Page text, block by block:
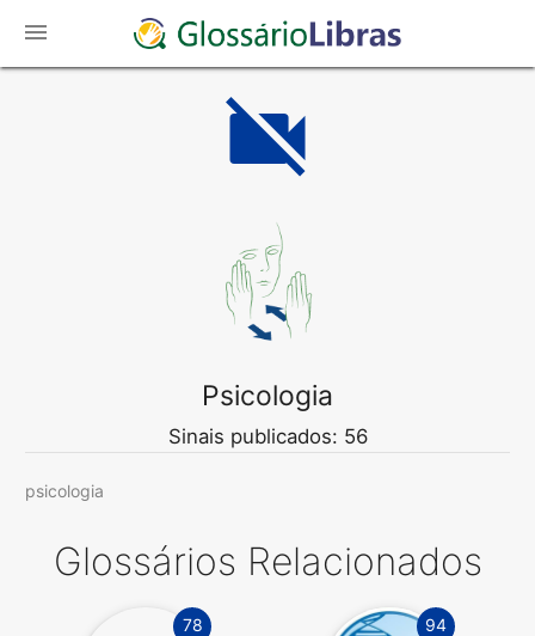
menu
videocam_off
Psicologia
Sinais publicados: 56
psicologia
Glossários Relacionados
78 94